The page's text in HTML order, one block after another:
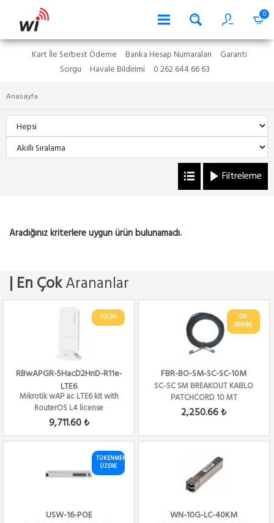
0
Kart İle Serbest Ödeme Banka Hesap Numaraları
Garanti
Sorgu
Havale Bildirimi 0 262 644 66 63
Anasayfa
Filtreleme
Aradığınız kriterlere uygun ürün bulunamadı.
| En ÇokArananlar
YOLDA
RBwAPGR-5HacD2HnD-R11e-
LTE6
Mikrotik wAP ac LTE6 kit with
RouterOS L4 license
9,711.60 ₺
ÖN
SİPARİŞ
FBR-BO-SM-SC-SC-10M
SC-SC SM BREAKOUT KABLO
PATCHCORD 10 MT
2,250.66 ₺
TÜKENMEK
ÜZERE
USW-16-POE WN-10G-LC-40KM